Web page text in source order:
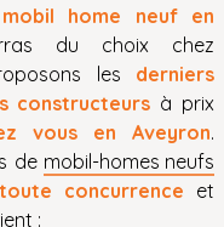
home neuf en
du choix chez
les derniers
constructeurs à prix
vous en Aveyron.
de mobil-homes neufs
concurrence et
: